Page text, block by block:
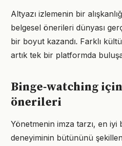
Altyazı izlemenin bir
belgesel önerileri dünyası
bir boyut kazandı. Farklı
artık tek bir platformda
Binge-watching
önerileri
Yönetmenin imza tarzı, en iyi
deneyiminin bütününü